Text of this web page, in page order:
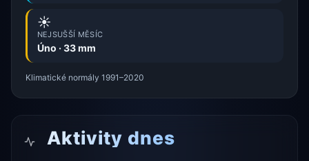
☀️
NEJSUŠŠÍ MĚSÍC
Úno · 33 mm
Klimatické normály 1991–2020
Aktivity dnes